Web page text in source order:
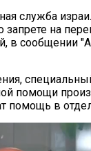
служба
запрете на
в сообщении
помощи
в